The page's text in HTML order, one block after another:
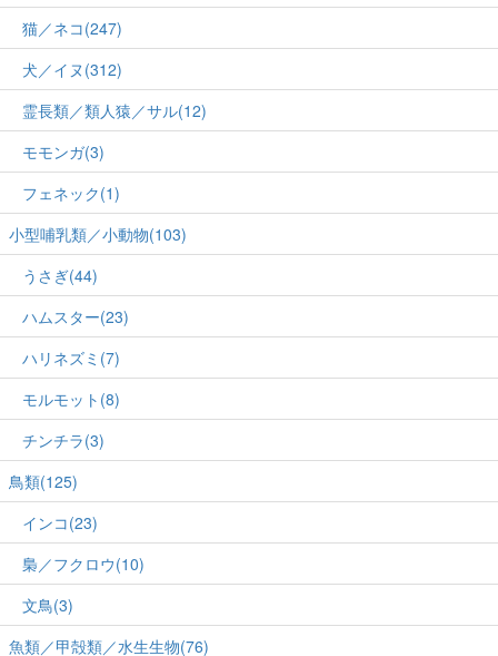
猫／ネコ(247)
犬／イヌ(312)
霊長類／類人猿／サル(12)
モモンガ(3)
フェネック(1)
小型哺乳類／小動物(103)
うさぎ(44)
ハムスター(23)
ハリネズミ(7)
モルモット(8)
チンチラ(3)
鳥類(125)
インコ(23)
梟／フクロウ(10)
文鳥(3)
魚類／甲殻類／水生生物(76)